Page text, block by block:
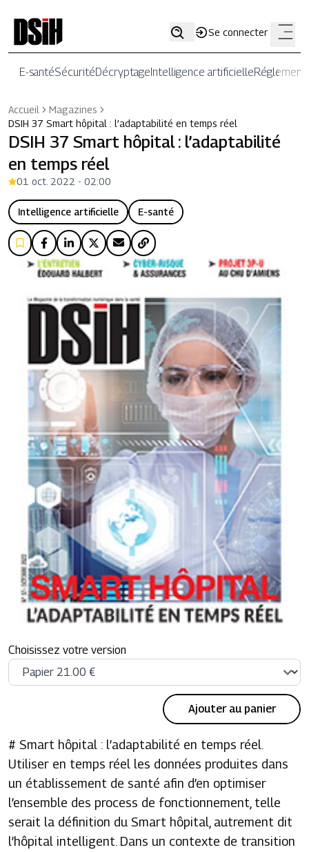
Se connecter
E-santéSécuritéDécryptageIntelligence artificielle
Accueil
Magazines
DSIH 37 Smart hôpital : l’adaptabilité en temps réel
DSIH 37 Smart hôpital : l’adaptabilité
en temps réel
01 oct. 2022 - 02:00
Intelligence artificielle E-santé
Choisissez votre version
Ajouter au panier
# Smart hôpital : l’adaptabilité en temps réel.
Utiliser en temps réel les données produites dans
un établissement de santé afin d’en optimiser
l’ensemble des process de fonctionnement, telle
serait la définition du Smart hôpital, autrement dit
l’hôpital intelligent. Dans un contexte de transition